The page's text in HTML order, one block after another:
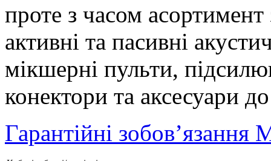
проте з часом
активні та пасивні
мікшерні пульти,
конектори та аксесуари
Гарантійні